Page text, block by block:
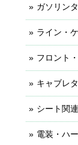
ガソリン
ライン・
フロント
キャブレ
シート関連
電装・ハ